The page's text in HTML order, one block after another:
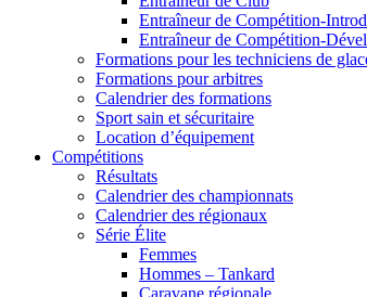
Entraîneur de Compétition-
Entraîneur de Compétition-
Formations pour les techniciens de
Formations pour arbitres
Calendrier des formations
Sport sain et sécuritaire
Location d’équipement
Compétitions
Résultats
Calendrier des championnats
Calendrier des régionaux
Série Élite
Femmes
Hommes – Tankard
Caravane régionale